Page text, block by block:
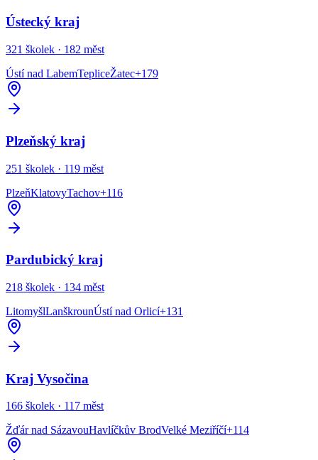
Ústecký kraj
321 školek · 182 měst
Ústí nad LabemTepliceŽatec+179
Plzeňský kraj
251 školek · 119 měst
PlzeňKlatovyTachov+116
Pardubický kraj
218 školek · 134 měst
LitomyšlLanškrounÚstí nad Orlicí+131
Kraj Vysočina
166 školek · 117 měst
Žďár nad SázavouHavlíčkův BrodVelké Meziříčí+114